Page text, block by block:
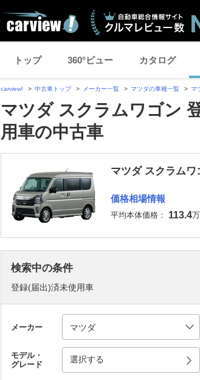
トップ 360°ビュー カタログ
carview! 中古車トップ メーカー一覧 マツダの車種一覧 マ
マツダ スクラムワゴン
用車の中古車
マツダ スクラムワ
価格相場情報
平均本体価格： 113.4
検索中の条件
登録(届出)済未使用車
メーカー
モデル・
グレード
選択する